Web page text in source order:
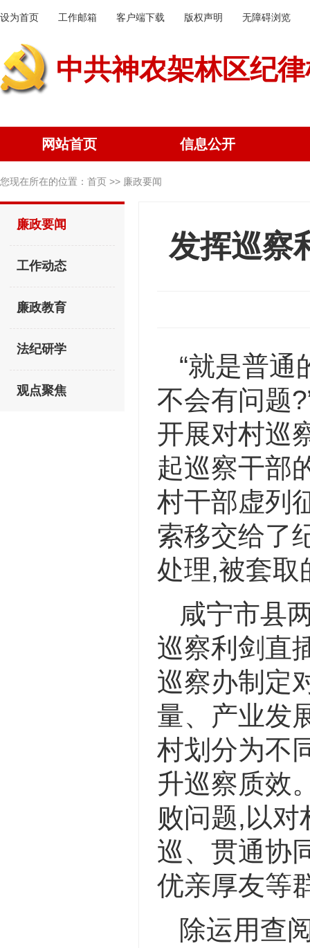
设为首页 工作邮箱 客户端下载 版权声明 无障碍浏览
中共神农架林区纪
网站首页 信息公开
您现在所在的位置： 首页 >> 廉政要闻
廉政要闻
工作动态
廉政教育
法纪研学
观点聚焦
发挥巡察
“就是普通
不会有问题
开展对村巡
起巡察干部
村干部虚列
索移交给了
处理,被套取
咸宁市县
巡察利剑直
巡察办制定
量、产业发
村划分为不
升巡察质效
败问题,以
巡、贯通协
优亲厚友等
除运用查